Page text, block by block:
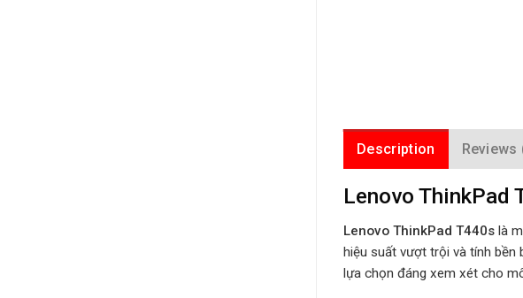
Description Reviews
Lenovo ThinkPad
Lenovo ThinkPad T440s là
hiệu suất vượt trội và tính bền
lựa chọn đáng xem xét cho